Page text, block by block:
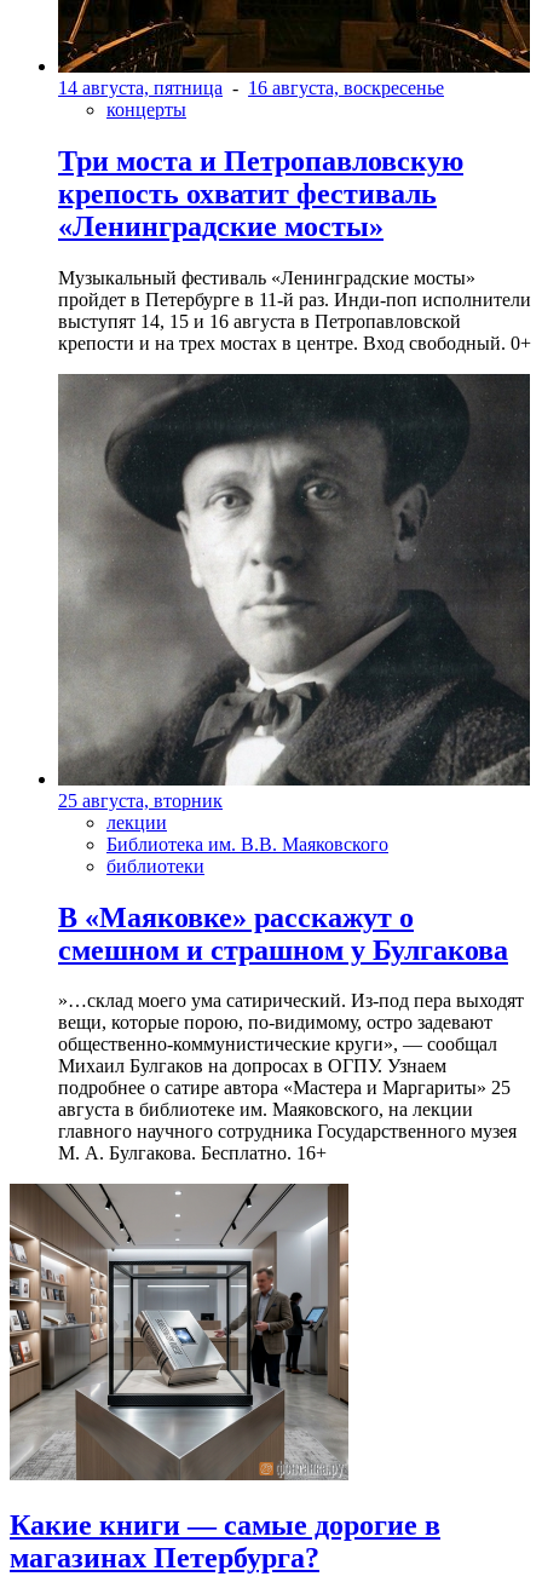
14 августа, пятница - 16 августа, воскресенье
концерты
Три моста и Петропавловскую
крепость охватит фестиваль
«Ленинградские мосты»
Музыкальный фестиваль «Ленинградские мосты»
пройдет в Петербурге в 11-й раз. Инди-поп исполнители
выступят 14, 15 и 16 августа в Петропавловской
крепости и на трех мостах в центре. Вход свободный. 0+
25 августа, вторник
лекции
Библиотека им. В.В. Маяковского
библиотеки
В «Маяковке» расскажут о
смешном и страшном у Булгакова
»…склад моего ума сатирический. Из-под пера выходят
вещи, которые порою, по-видимому, остро задевают
общественно-коммунистические круги», — сообщал
Михаил Булгаков на допросах в ОГПУ. Узнаем
подробнее о сатире автора «Мастера и Маргариты» 25
августа в библиотеке им. Маяковского, на лекции
главного научного сотрудника Государственного музея
М. А. Булгакова. Бесплатно. 16+
Какие книги — самые дорогие в
магазинах Петербурга?